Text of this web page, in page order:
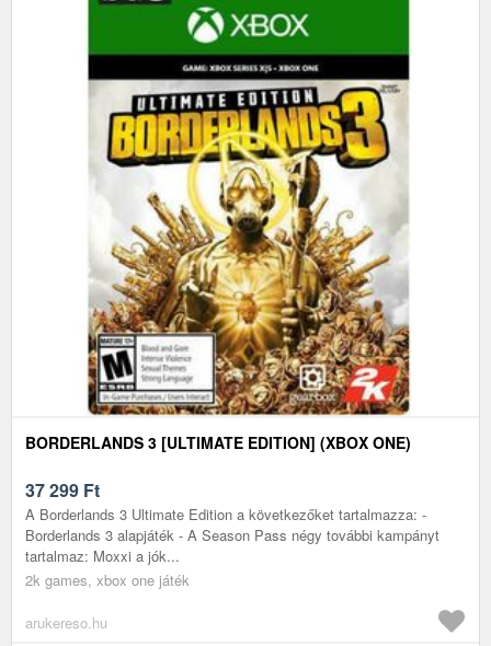
BORDERLANDS 3 [ULTIMATE EDITION] (XBOX ONE)
37 299 Ft
A Borderlands 3 Ultimate Edition a következőket tartalmazza: -
Borderlands 3 alapjáték - A Season Pass négy további kampányt
tartalmaz: Moxxi a jók...
2k games, xbox one játék
arukereso.hu